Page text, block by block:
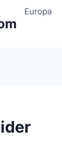
Europa